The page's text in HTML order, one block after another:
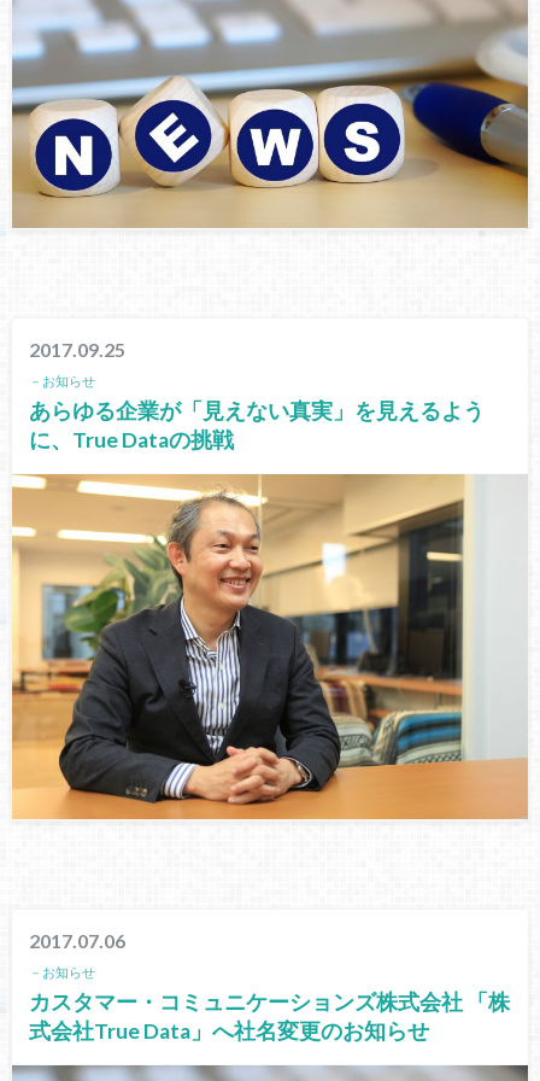
2017.09.25
－お知らせ
あらゆる企業が「見えない真実」を見えるよう
に、True Dataの挑戦
2017.07.06
－お知らせ
カスタマー・コミュニケーションズ株式会社 「株
式会社True Data」へ社名変更のお知らせ